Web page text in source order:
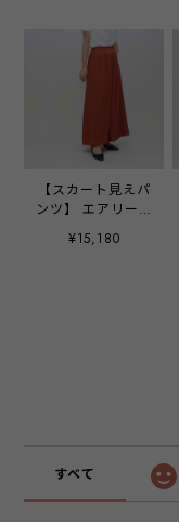
【スカート見えパ
ンツ】 エアリージ
ョーゼット＆シフ
ォン・スカーチョ
¥15,180
すべて